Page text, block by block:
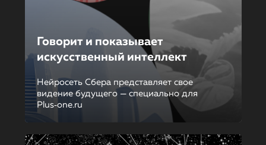
Говорит и показывает
искусственный интеллект
Нейросеть Сбера представляет свое
видение будущего — специально для
Plus‑one.ru